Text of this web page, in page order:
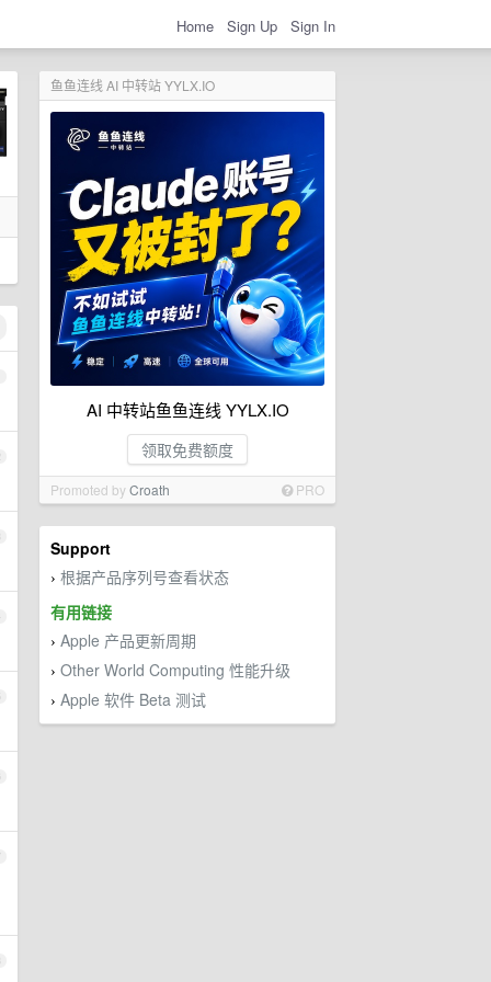
Home Sign Up Sign In
鱼鱼连线 AI 中转站 YYLX.IO
AI 中转站鱼鱼连线 YYLX.IO
领取免费额度
Promoted byCroath PRO
Support
› 根据产品序列号查看状态
有用链接
› Apple 产品更新周期
› Other World Computing 性能升级
› Apple 软件 Beta 测试